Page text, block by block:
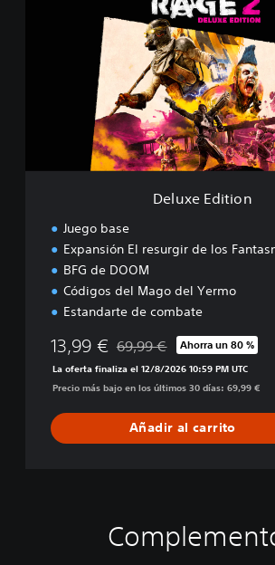
o
Deluxe Edition
Juego base
Expansión El resurgir de los
BFG de DOOM
Códigos del Mago del Yermo
Estandarte de combate
13,99 € Rebajado del precio
69,99 € Ahorra un 80 %
La oferta finaliza el 12/8/2026 10:59 PM UTC
Precio más bajo en los últimos 30 días: 69,99 €
Añadir al carrito